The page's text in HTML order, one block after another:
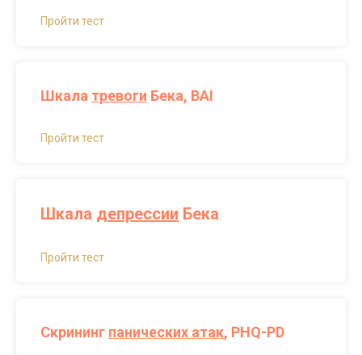
Пройти тест
Шкала тревоги Бека, BAI
Пройти тест
Шкала депрессии Бека
Пройти тест
Скрининг панических атак, PHQ-PD